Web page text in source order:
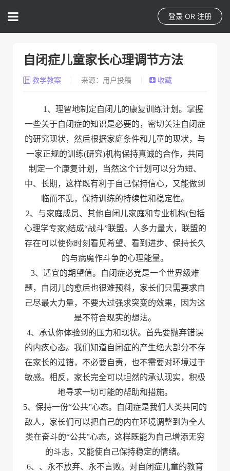
登录 OR 注册
自闭症儿童家长心理调节方法
教学教案 来源：用户投稿 收藏
1 、理智地制定自闭儿的康复训练计划。掌握
一些关于自闭症的知识是必要的，密切关注自闭症
的研究现状，然后根据家庭条件和儿童的现状，与
一家正规的训练(研究)机构保持真诚的合作，共同
制定一个康复计划，当然这个计划可以分为短、
中、长期，这样既有利于自己保持信心，又能做到
临而不乱，保持训练的持续性和稳定性。
2、与家庭成员、其他自闭儿家庭和专业机构(包括
心理学专家)结成“战斗”联盟。人多力量大，联盟的
存在可以使你时刻看见希望、看到进步、保持长久
的与病魔作斗争的心理能量。
3、适宜的期望值。自闭症必竞是一个世界级难
题，自闭儿的愈后也很难预料，家长们只需要求自
己尽最大力量，不要大过强求突变的效果，因为这
是不符合现实的想法。
4、承认你体验到的压力和现状。首先要抛弃错误
的内疚心态。我们知道自闭症的产生绝大部分不存
在家长的过错，不必要自责，也不需要对环境过于
敏感。相反，家长完全可以坦然的承认现实，积极
地寻求一切可能的帮助和措施。
5、保持一份“公共”心态。自闭症是我们人类共同的
敌人，家长们可以把自己的内在环境调整到为全人
类在奋斗的“公共”心态，这样既能为自己增添无穷
的斗志，又能使自己保持稳定的情绪。
6、、永不放弃、永不言败。对自闭症儿童的教育